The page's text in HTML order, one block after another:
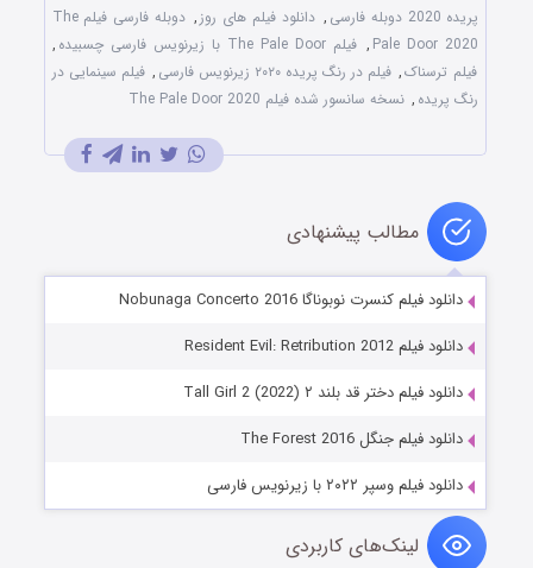
پریده 2020 دوبله فارسی
, دانلود فیلم های روز ,
دوبله فارسی فیلم The
Pale Door 2020
, فیلم The Pale Door با زیرنویس فارسی چسبیده
,
فیلم ترسناک, فیلم در رنگ پریده ۲۰۲۰ زیرنویس فارسی , فیلم سینمایی در
رنگ پریده , نسخه سانسور شده فیلم The Pale Door 2020
مطالب پیشنهادی
دانلود فیلم کنسرت نوبوناگا Nobunaga Concerto 2016
دانلود فیلم Resident Evil: Retribution 2012
دانلود فیلم دختر قد بلند ۲ Tall Girl 2 (2022)
دانلود فیلم جنگل The Forest 2016
دانلود فیلم وسپر ۲۰۲۲ با زیرنویس فارسی
لینک‌های کاربردی